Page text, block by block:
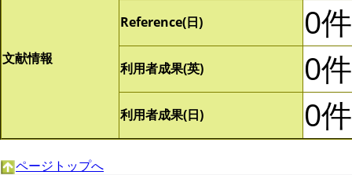
文献情報
Reference(日)
0件
利用者成果(英) 0件
利用者成果(日) 0件
ページトップへ